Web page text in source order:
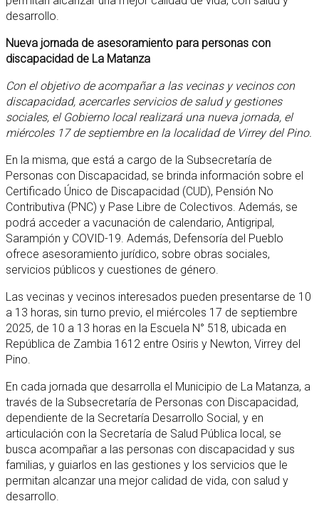
desarrollo.
Nueva jornada de asesoramiento para personas con
discapacidad de La Matanza
Con el objetivo de acompañar a las vecinas y vecinos con
discapacidad, acercarles servicios de salud y gestiones
sociales, el Gobierno local realizará una nueva jornada, el
miércoles 17 de septiembre en la localidad de Virrey del Pino.
En la misma, que está a cargo de la Subsecretaría de
Personas con Discapacidad, se brinda información sobre el
Certificado Único de Discapacidad (CUD), Pensión No
Contributiva (PNC) y Pase Libre de Colectivos. Además, se
podrá acceder a vacunación de calendario, Antigripal,
Sarampión y COVID-19. Además, Defensoría del Pueblo
ofrece asesoramiento jurídico, sobre obras sociales,
servicios públicos y cuestiones de género.
Las vecinas y vecinos interesados pueden presentarse de 10
a 13 horas, sin turno previo, el miércoles 17 de septiembre
2025, de 10 a 13 horas en la Escuela N° 518, ubicada en
República de Zambia 1612 entre Osiris y Newton, Virrey del
Pino.
En cada jornada que desarrolla el Municipio de La Matanza, a
través de la Subsecretaría de Personas con Discapacidad,
dependiente de la Secretaría Desarrollo Social, y en
articulación con la Secretaría de Salud Pública local, se
busca acompañar a las personas con discapacidad y sus
familias, y guiarlos en las gestiones y los servicios que le
permitan alcanzar una mejor calidad de vida, con salud y
desarrollo.